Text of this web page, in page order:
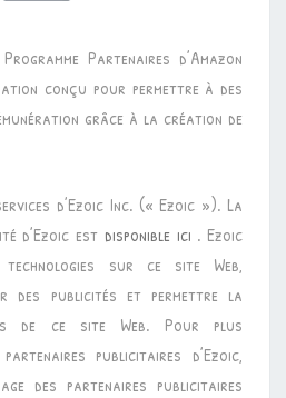
Partenaires d’Amazon
conçu pour permettre à des
grâce à la création de
d’Ezoic Inc. (« Ezoic »). La
d’Ezoic est disponible ici . Ezoic
sur ce site Web,
des publicités et permettre la
de ce site Web. Pour plus
publicitaires d’Ezoic,
des partenaires publicitaires